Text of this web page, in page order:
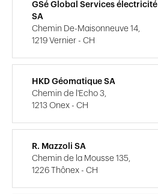
GSé Global Services électricité
SA
Chemin De-Maisonneuve 14,
1219 Vernier - CH
HKD Géomatique SA
Chemin de l'Echo 3,
1213 Onex - CH
R. Mazzoli SA
Chemin de la Mousse 135,
1226 Thônex - CH